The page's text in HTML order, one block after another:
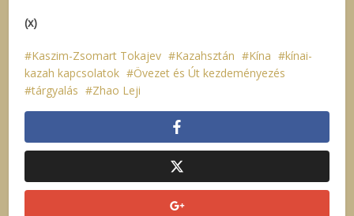
(x)
Kaszim-Zsomart Tokajev Kazahsztán Kína
kínai-
kazah kapcsolatok
Övezet és Út kezdeményezés
tárgyalás
Zhao Leji